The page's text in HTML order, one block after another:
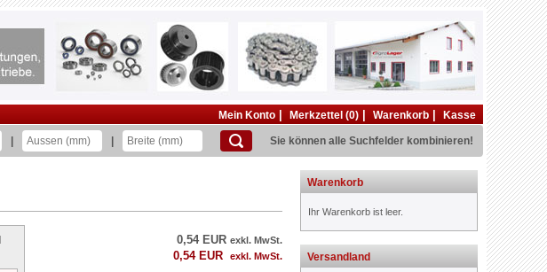
Mein Konto Merkzettel (0) Warenkorb Kasse
Sie können alle Suchfelder kombinieren!
0,54 EUR exkl. MwSt.
0,54 EUR exkl. MwSt.
Warenkorb
Ihr Warenkorb ist leer.
Versandland